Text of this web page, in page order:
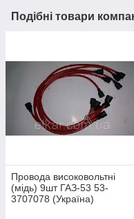
Подібні товари
Провода високовольтні
(мідь) 9шт ГАЗ-53 53-
3707078 (Україна)